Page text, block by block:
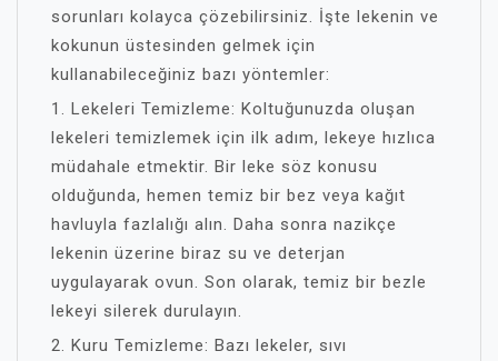
sorunları kolayca çözebilirsiniz. İşte lekenin ve
kokunun üstesinden gelmek için
kullanabileceğiniz bazı yöntemler:
1. Lekeleri Temizleme: Koltuğunuzda oluşan
lekeleri temizlemek için ilk adım, lekeye hızlıca
müdahale etmektir. Bir leke söz konusu
olduğunda, hemen temiz bir bez veya kağıt
havluyla fazlalığı alın. Daha sonra nazikçe
lekenin üzerine biraz su ve deterjan
uygulayarak ovun. Son olarak, temiz bir bezle
lekeyi silerek durulayın.
2. Kuru Temizleme: Bazı lekeler, sıvı